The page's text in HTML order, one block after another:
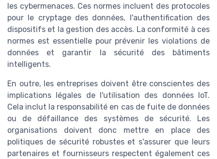
les cybermenaces. Ces normes incluent des protocoles
pour le cryptage des données, l'authentification des
dispositifs et la gestion des accès. La conformité à ces
normes est essentielle pour prévenir les violations de
données et garantir la sécurité des bâtiments
intelligents.
En outre, les entreprises doivent être conscientes des
implications légales de l'utilisation des données IoT.
Cela inclut la responsabilité en cas de fuite de données
ou de défaillance des systèmes de sécurité. Les
organisations doivent donc mettre en place des
politiques de sécurité robustes et s'assurer que leurs
partenaires et fournisseurs respectent également ces